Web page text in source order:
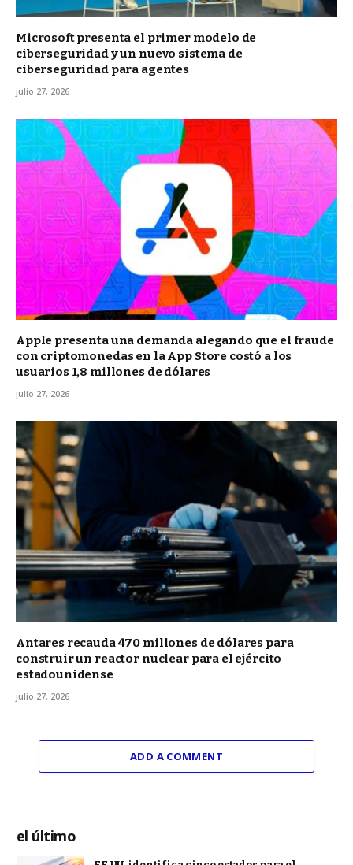
Microsoft presenta el primer modelo de
ciberseguridad y un nuevo sistema de
ciberseguridad para agentes
julio 27, 2026
Apple presenta una demanda alegando que el fraude
con criptomonedas en la App Store costó a los
usuarios 1,8 millones de dólares
julio 27, 2026
Antares recauda 470 millones de dólares para
construir un reactor nuclear para el ejército
estadounidense
julio 27, 2026
ADD A COMMENT
el último